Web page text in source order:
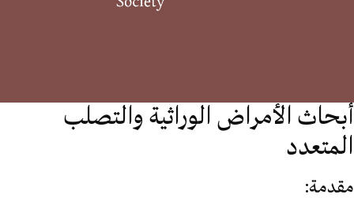
أبحاث الأمراض الوراثية والتصلب
المتعدد
مقدمة: